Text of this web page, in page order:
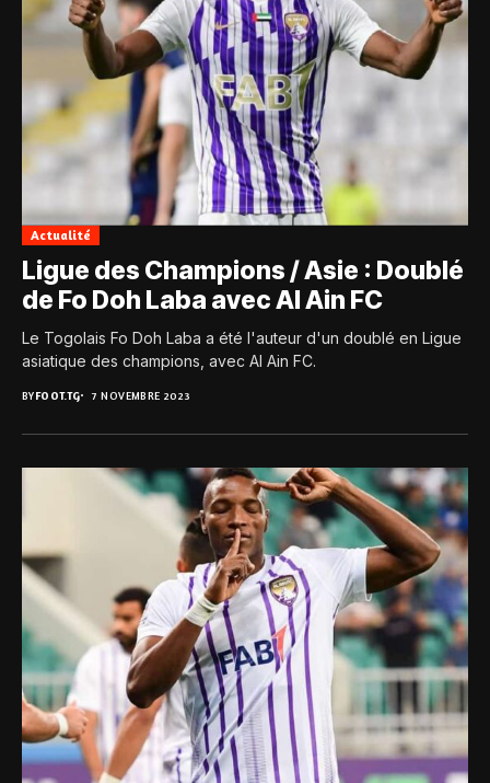
Actualité
Ligue des Champions / Asie : Doublé
de Fo Doh Laba avec Al Ain FC
Le Togolais Fo Doh Laba a été l'auteur d'un doublé en Ligue
asiatique des champions, avec Al Ain FC.
BYFOOT.TG 7 NOVEMBRE 2023